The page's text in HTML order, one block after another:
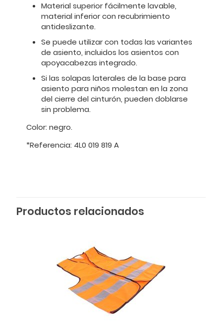
Material superior fácilmente lavable,
material inferior con recubrimiento
antideslizante.
Se puede utilizar con todas las variantes
de asiento, incluidos los asientos con
apoyacabezas integrado.
Si las solapas laterales de la base para
asiento para niños molestan en la zona
del cierre del cinturón, pueden doblarse
sin problema.
Color: negro.
*Referencia: 4L0 019 819 A
Productos relacionados